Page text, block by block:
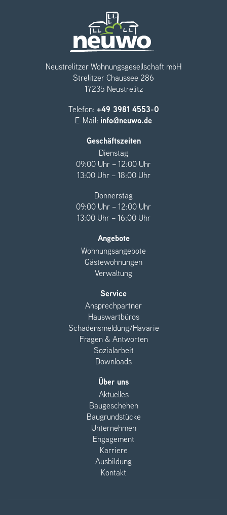
Neustrelitzer Wohnungsgesellschaft mbH
Strelitzer Chaussee 286
17235 Neustrelitz
Telefon: +49 3981 4553-0
E-Mail: info@neuwo.de
Geschäftszeiten
Dienstag
09:00 Uhr – 12:00 Uhr
13:00 Uhr – 18:00 Uhr
Donnerstag
09:00 Uhr – 12:00 Uhr
13:00 Uhr – 16:00 Uhr
Angebote
Wohnungsangebote
Gästewohnungen
Verwaltung
Service
Ansprechpartner
Hauswartbüros
Schadensmeldung/Havarie
Fragen & Antworten
Sozialarbeit
Downloads
Über uns
Aktuelles
Baugeschehen
Baugrundstücke
Unternehmen
Engagement
Karriere
Ausbildung
Kontakt